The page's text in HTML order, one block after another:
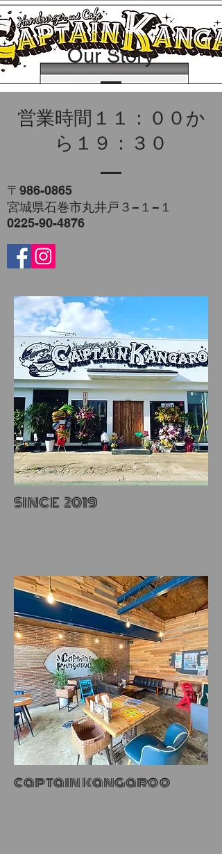
Our Story
営業時間１１：００か
ら１９：３０
〒986-0865
宮城県石巻市丸井戸３−１−１
0225-90-4876
SINCE 2019
captain kangaroo